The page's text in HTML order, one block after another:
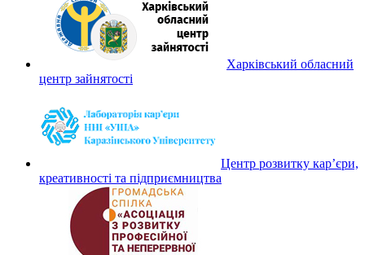
Харківський обласний
центр зайнятості
Центр розвитку кар’єри,
креативності та підприємництва